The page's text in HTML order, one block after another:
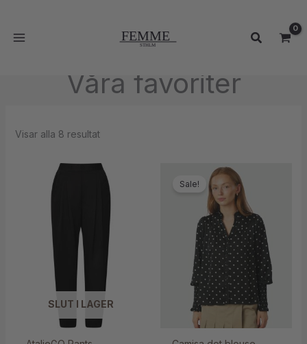
innehållMENU
Sök
Våra favoriter
Visar alla 8 resultat
SLUT I LAGER
Sale!